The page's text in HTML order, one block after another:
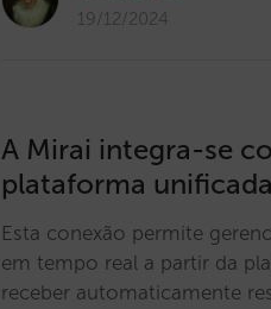
19/12/2024
A Mirai integra-se
plataforma
Esta conexão permite
em tempo real a partir da
receber automaticamente